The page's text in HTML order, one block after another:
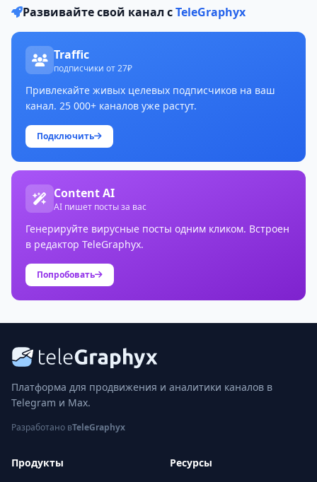
Развивайте свой канал сTeleGraphyx
Traffic
подписчики от 27₽
Привлекайте живых целевых подписчиков на ваш
канал. 25 000+ каналов уже растут.
Подключить
Content AI
AI пишет посты за вас
Генерируйте вирусные посты одним кликом. Встроен
в редактор TeleGraphyx.
Попробовать
Платформа для продвижения и аналитики каналов в
Telegram и Max.
Разработано вTeleGraphyx
Продукты Ресурсы